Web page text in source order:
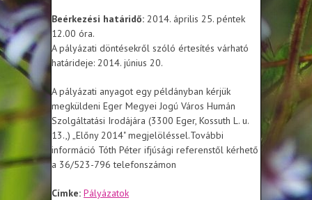
Beérkezési határidő: 2014. április 25. péntek
12.00 óra.
A pályázati döntésekről szóló értesítés várható
határideje: 2014. június 20.
A pályázati anyagot egy példányban kérjük
megküldeni Eger Megyei Jogú Város Humán
Szolgáltatási Irodájára (3300 Eger, Kossuth L. u.
13.,) „Előny 2014" megjelöléssel.További
információ Tóth Péter ifjúsági referenstől kérhető
a 36/523-796 telefonszámon
Címke: Pályázatok